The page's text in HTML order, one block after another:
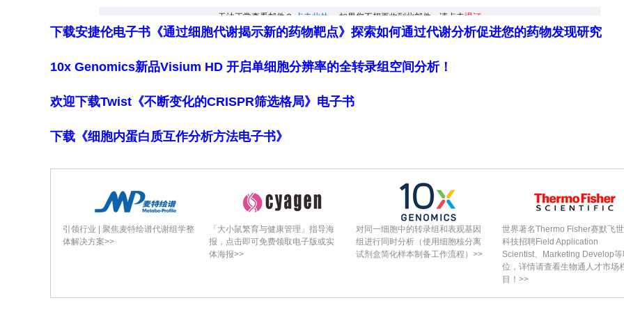
态，36个月时这一比例上升至65.5%。在两个时间点上，超过80%的患者满足cJADAS-10评
质激素（比例均超过90%）。在随访期间，任何时间点达到临床静止状态的患者比例在24个
时为78.8%，36个月时上升至87.6%。在最后一次随访时，42.5%的患者已停止使用所有抗
严重不良事件是巨噬细胞活化综合征。研究中未发现与sJIA相关的肺病病例。
尽管由于部分患者失访，研究结果存在一定局限性，但FROST研究中的患者在长期随访中表
出更高的临床静止状态达标率，以及更高的糖皮质激素停药率。严重不良事件较为罕见，且
多与疾病活动度有关。这些研究结果支持将早期生物制剂治疗作为sJIA有效且持久的一线治疗
下载安捷伦电子书《通过细胞代谢揭示新的药物靶点》探索如何通过代谢分析促进您的药物发现研究
10x Genomics新品Visium HD 开启单细胞分辨率的全转录组空间分析！
欢迎下载Twist《不断变化的CRISPR筛选格局》电子书
下载《细胞内蛋白质互作分析方法电子书》
引领行业 | 聚焦麦特绘谱代谢组学整
体解决方案>>
「大小鼠繁育与健康管理」指导海
报，点击即可免费领取电子版或实
体海报>>
对同一细胞中的转录组和表观基因
组进行同时分析（使用细胞核分离
试剂盒简化样本制备工作流程）>>
世界著名Thermo Fisher赛默飞
科技招聘Field Application
Scientist、Marketing Develop等
位，详情请查看生物通人才市场
目！>>